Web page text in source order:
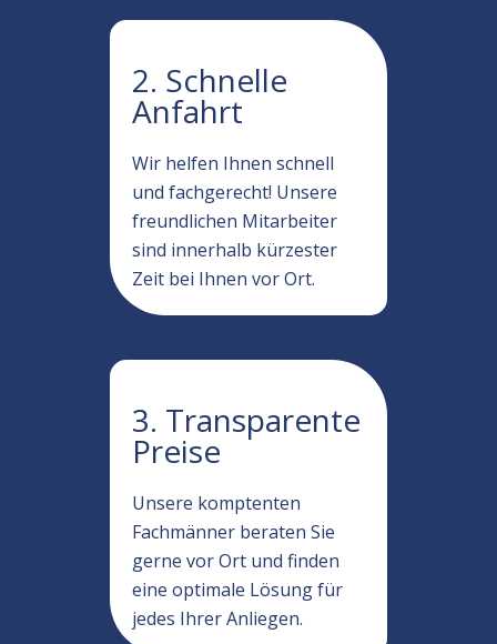
2. Schnelle
Anfahrt
Wir helfen Ihnen schnell
und fachgerecht! Unsere
freundlichen Mitarbeiter
sind innerhalb kürzester
Zeit bei Ihnen vor Ort.
3. Transparente
Preise
Unsere komptenten
Fachmänner beraten Sie
gerne vor Ort und finden
eine optimale Lösung für
jedes Ihrer Anliegen.